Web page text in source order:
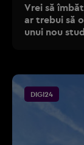
Vrei să
ar trebui să
unui nou
DIGI24